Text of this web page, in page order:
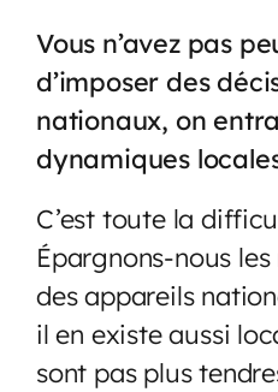
Vous n’avez pas
d’imposer des
nationaux, on
dynamiques
C’est toute la
Épargnons-nous
des appareils
il en existe aussi
sont pas plus